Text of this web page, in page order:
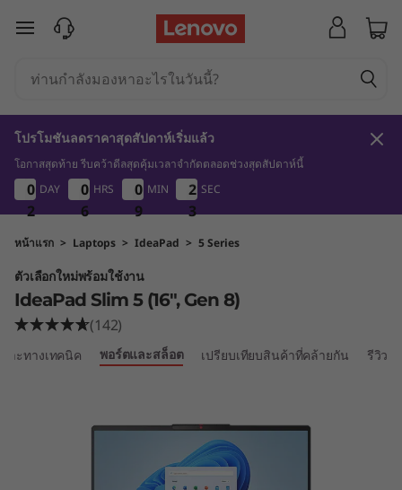
a
P
a
d
S
ข้ามไปที่เนื้อหาหลัก
โปรโมชันลดราคาสุดสัปดาห์เริ่มแล้ว
โอกาสสุดท้าย รีบคว้าดีลสุดคุ้มเวลาจำกัดตลอดช่วงสุดสัปดาห์นี้
0
2
0
2
0
2
0
2
DAY
0
6
0
6
0
6
0
6
HRS
0
9
0
9
0
9
0
9
MIN 2
3
2
2
2
3
2
2
SEC
หน้าแรก > Laptops > IdeaPad > 5 Series
ตัวเลือกใหม่พร้อมใช้งาน
IdeaPad Slim 5 (16", Gen 8)
(142)
าะทางเทคนิค พอร์ตและสล็อต เปรียบเทียบสินค้าที่คล้ายกัน รีวิว